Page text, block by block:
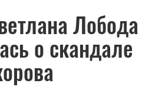
Лобода
о скандале